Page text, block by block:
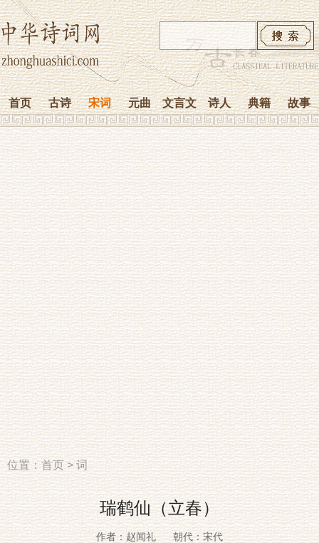
首页 古诗 宋词 元曲 文言文 诗人 典籍 故事
位置：首页>词
瑞鹤仙（立春）
作者：赵闻礼 朝代：宋代